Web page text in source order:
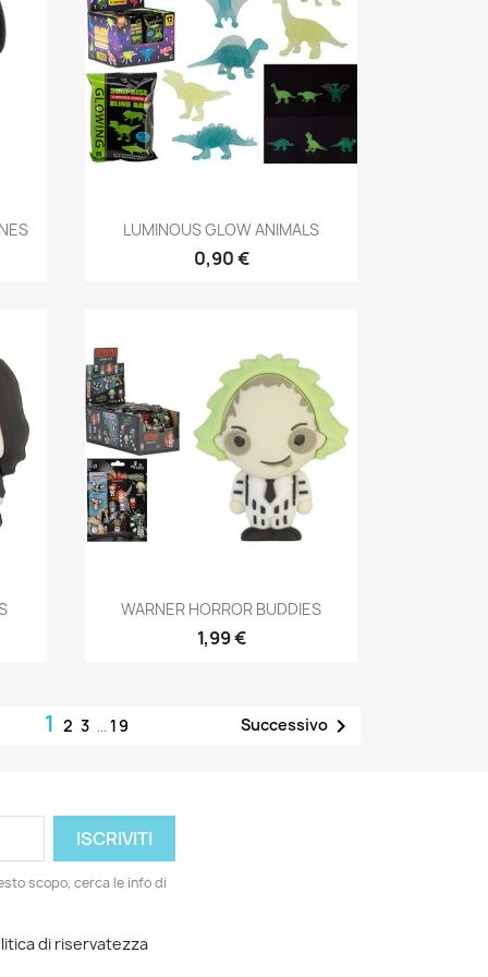
 Anteprima
LUMINOUS GLOW ANIMALS
0,90 €
Anteprima
WARNER HORROR BUDDIES
1,99 €
1 2 3 … 19 Successivo
scopo, cerca le info di
di riservatezza